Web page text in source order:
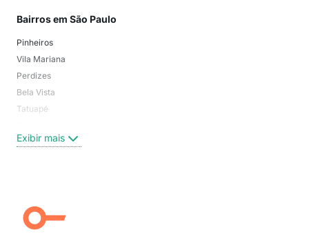
Bairros em São Paulo
Pinheiros
Vila Mariana
Perdizes
Bela Vista
Tatuapé
Centro
Campo Belo
Ipiranga
Exibir mais